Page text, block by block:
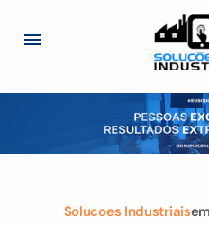
Solucoes Industriaisem